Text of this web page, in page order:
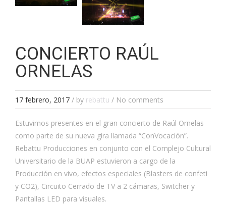
CONCIERTO RAÚL
ORNELAS
17 febrero, 2017 / by rebattu / No comments
Estuvimos presentes en el gran concierto de Raúl Ornelas
como parte de su nueva gira llamada “ConVocación”.
Rebattu Producciones en conjunto con el Complejo Cultural
Universitario de la BUAP estuvieron a cargo de la
Producción en vivo, efectos especiales (Blasters de confeti
y CO2), Circuito Cerrado de TV a 2 cámaras, Switcher y
Pantallas LED para visuales.